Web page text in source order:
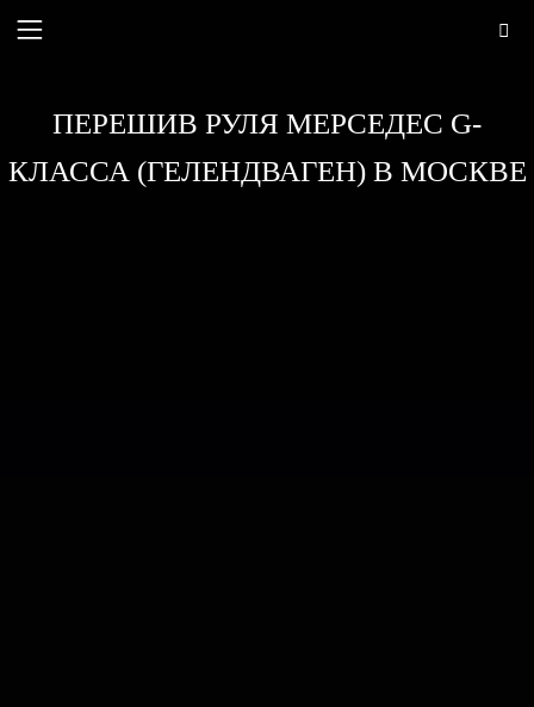
ПЕРЕШИВ РУЛЯ МЕРСЕДЕС G-
КЛАССА (ГЕЛЕНДВАГЕН) В МОСКВЕ